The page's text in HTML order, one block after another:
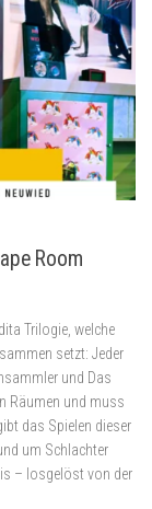
Room
Trilogie, welche
setzt: Jeder
und Das
Räumen und muss
das Spielen dieser
um Schlachter
– losgelöst von der